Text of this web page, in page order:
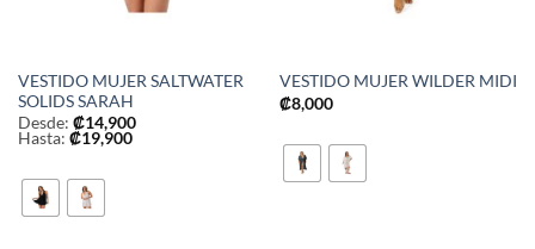
VESTIDO MUJER SALTWATER
SOLIDS SARAH
Desde: ₡14,900
Hasta: ₡19,900
VESTIDO MUJER WILDER MIDI
₡8,000